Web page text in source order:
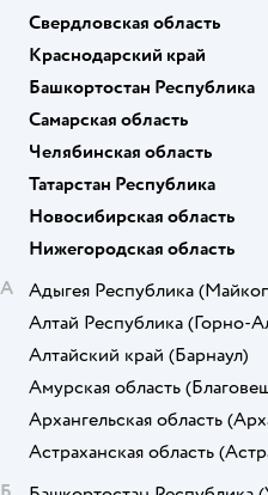
Свердловская область
Краснодарский край
Башкортостан Республика
Самарская область
Челябинская область
Татарстан Республика
Новосибирская область
Нижегородская область
А
Адыгея Республика
Алтай Республика (Горно-
Алтайский край (Барнаул)
Амурская область
Архангельская область
Астраханская область